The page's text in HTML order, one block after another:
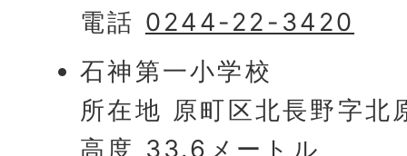
電話 0244-22-3420
石神第一小学校
所在地 原町区北長野字北
高度 33.6メートル